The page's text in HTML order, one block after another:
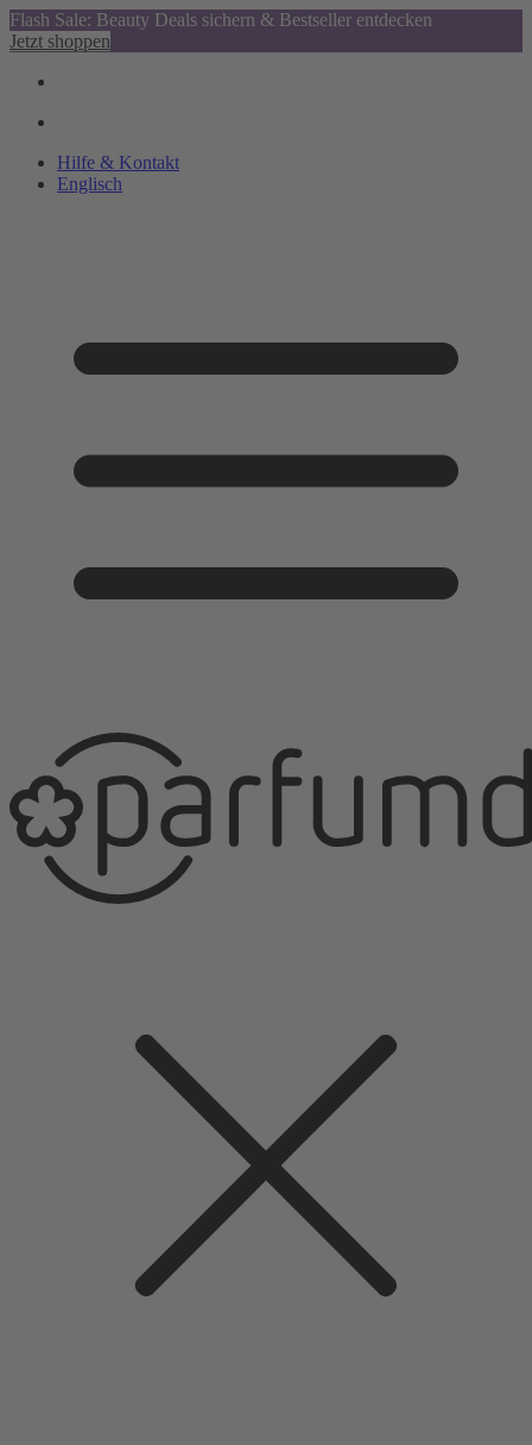
Flash Sale: Beauty Deals sichern & Bestseller entdecken
Jetzt shoppen
Hilfe & Kontakt
Englisch